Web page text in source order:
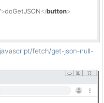
>doGetJSON</button>
fetch/get-json-null-